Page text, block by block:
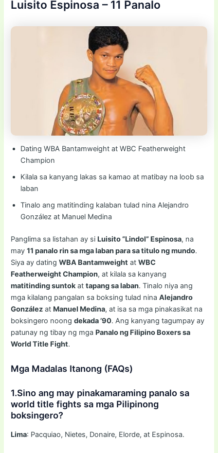
Luisito Espinosa – 11 Panalo
Dating WBA Bantamweight at WBC Featherweight
Champion
Kilala sa kanyang lakas sa kamao at matibay na loob sa
laban
Tinalo ang matitinding kalaban tulad nina Alejandro
González at Manuel Medina
Panglima sa listahan ay si Luisito “Lindol” Espinosa, na
may11 panalo rin sa mga laban para sa titulo ng mundo.
Siya ay datingWBA Bantamweight atWBC
Featherweight Champion, at kilala sa kanyang
matitinding suntok attapang sa laban. Tinalo niya ang
mga kilalang pangalan sa boksing tulad ninaAlejandro
González at Manuel Medina, at isa sa mga pinakasikat na
boksingero noongdekada ’90. Ang kanyang tagumpay ay
patunay ng tibay ng mga Panalo ng Filipino Boxers sa
World Title Fight.
Mga Madalas Itanong (FAQs)
1.Sino ang may pinakamaraming panalo sa
world title fights sa mga Pilipinong
boksingero?
Lima: Pacquiao, Nietes, Donaire, Elorde, at Espinosa.